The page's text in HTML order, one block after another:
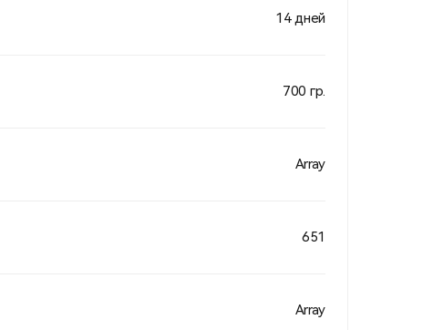
14 дней
700 гр.
Array
651
Array